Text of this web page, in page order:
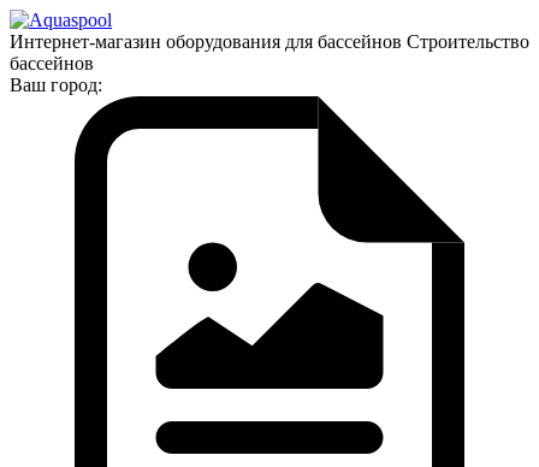
Интернет-магазин оборудования для бассейнов Строительство
бассейнов
Ваш город: